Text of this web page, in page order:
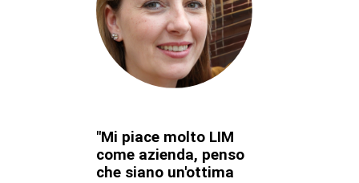
"Mi piace molto LIM
come azienda, penso
che siano un'ottima